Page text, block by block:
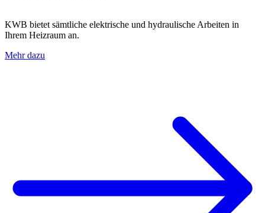
KWB bietet sämtliche elektrische und hydraulische Arbeiten in
Ihrem Heizraum an.
Mehr dazu